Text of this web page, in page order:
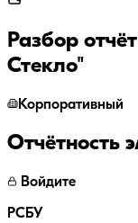
Разбор
Стекло"
Корпоративный
Отчётность
Войдите
РСБУ